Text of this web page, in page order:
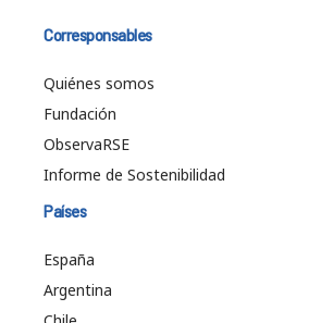
Corresponsables
Quiénes somos
Fundación
ObservaRSE
Informe de Sostenibilidad
Países
España
Argentina